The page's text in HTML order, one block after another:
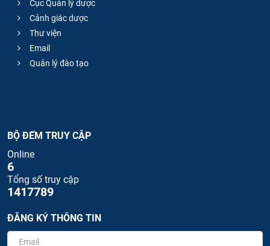
Cục Quản lý dược
Cảnh giác dược
Thư viện
Email
Quản lý đào tạo
BỘ ĐẾM TRUY CẬP
Online
6
Tổng số truy cập
1417789
ĐĂNG KÝ THÔNG TIN